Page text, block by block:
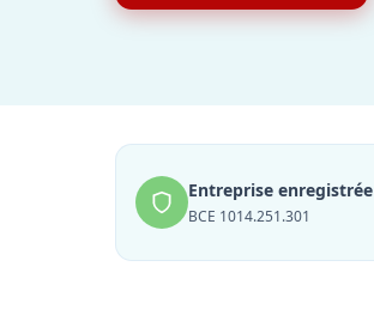
Entreprise enregistrée
BCE 1014.251.301